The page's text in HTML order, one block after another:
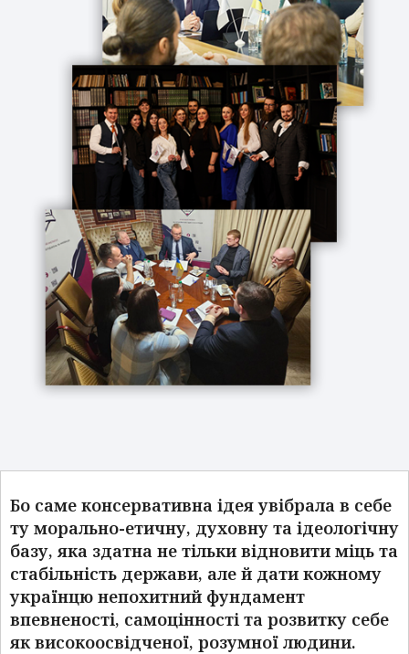
Бо саме консервативна ідея увібрала в себе
ту морально-етичну, духовну та ідеологічну
базу, яка здатна не тільки відновити міць та
стабільність держави, але й дати кожному
українцю непохитний фундамент
впевненості, самоцінності та розвитку себе
як високоосвідченої, розумної людини.